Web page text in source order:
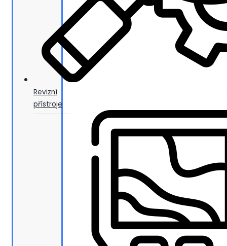
Revizní
přístroje